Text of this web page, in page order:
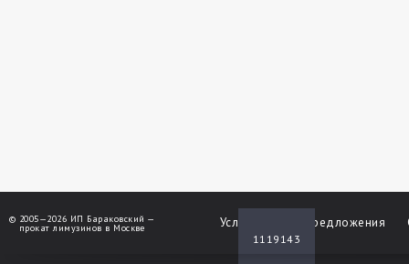
Услуги Спецпредложения
1119143
© 2005—2026 ИП Бараковский —
прокат лимузинов в Москве